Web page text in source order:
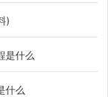
)
是什么
什么